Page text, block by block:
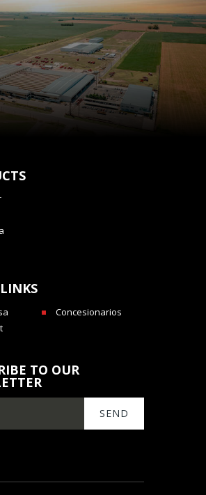
Concesionarios
TO OUR